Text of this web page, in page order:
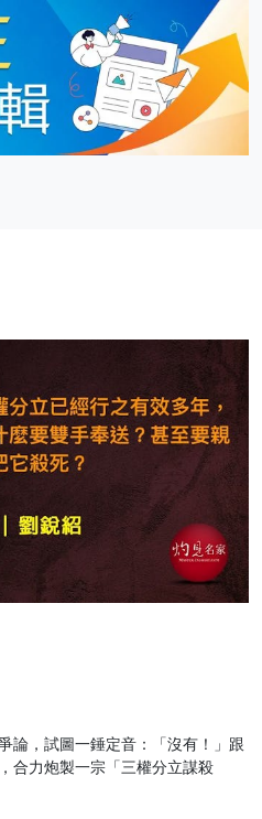
論，試圖一錘定音：「沒有！」跟
合力炮製一宗「三權分立謀殺